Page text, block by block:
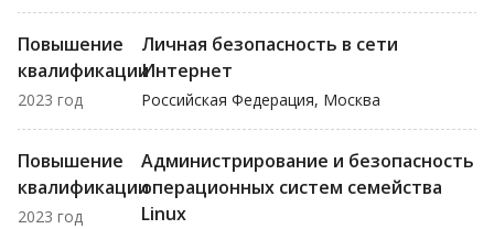
Повышение
квалификации
2023 год
Личная безопасность в сети
Интернет
Российская Федерация, Москва
Повышение
квалификации
2023 год
Администрирование и безопасность
операционных систем семейства
Linux